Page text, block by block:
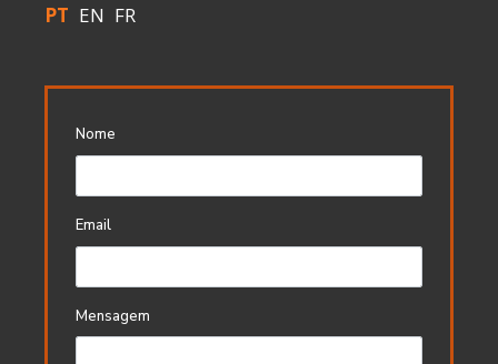
PT EN FR
Nome
Email
Mensagem